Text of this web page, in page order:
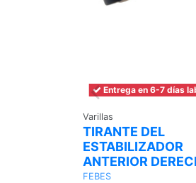
Entrega en 6-7 días
Varillas
TIRANTE DEL
ESTABILIZADOR
ANTERIOR
FEBES